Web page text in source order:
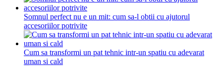
Somnul perfect nu e un mit: cum sa-l obtii cu ajutorul
accesoriilor potrivite
Cum sa transformi un pat tehnic intr-un spatiu cu adevarat
uman si cald